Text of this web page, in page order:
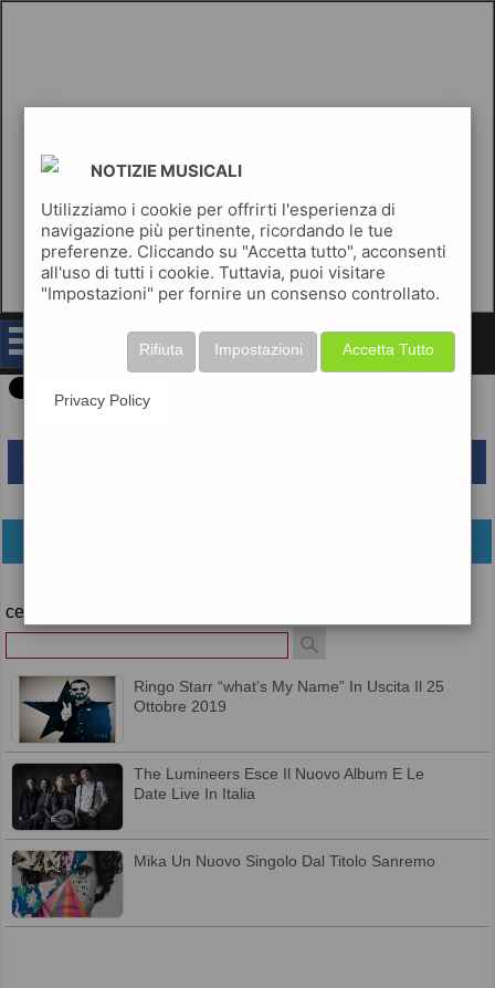
notizie musicali
cerca
Ringo Starr “what’s My Name” In Uscita Il 25
Ottobre 2019
The Lumineers Esce Il Nuovo Album E Le
Date Live In Italia
Mika Un Nuovo Singolo Dal Titolo Sanremo
NOTIZIE MUSICALI
Utilizziamo i cookie per offrirti l'esperienza di
navigazione più pertinente, ricordando le tue
preferenze. Cliccando su "Accetta tutto", acconsenti
all'uso di tutti i cookie. Tuttavia, puoi visitare
"Impostazioni" per fornire un consenso controllato.
Accetta Tutto
Impostazioni
Rifiuta
Privacy Policy